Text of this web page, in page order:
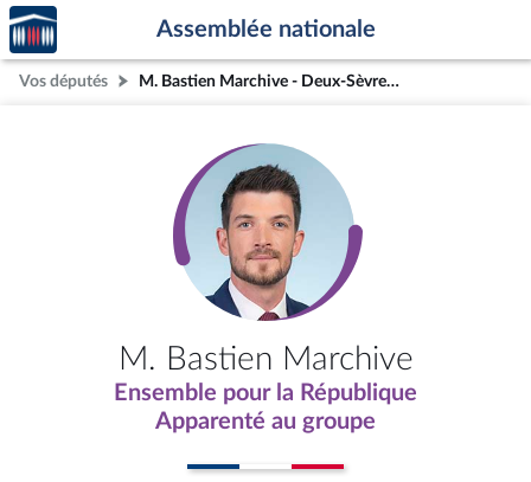
Aller au contenu
Aller en bas de la page
Accèder
à la
page
d'accueil
Assemblée nationale
Vos députés M. Bastien Marchive - Deux-Sèvres (1re circonscription)
M. Bastien Marchive
Ensemble pour la République
Apparenté au groupe